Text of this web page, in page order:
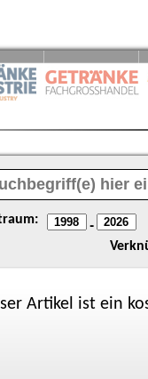
-
Artikel ist ein